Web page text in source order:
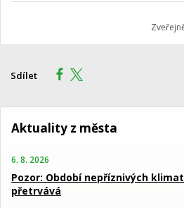
Sdílet
Aktuality z města
6. 8. 2026
Pozor: Období nepříznivých
přetrvává